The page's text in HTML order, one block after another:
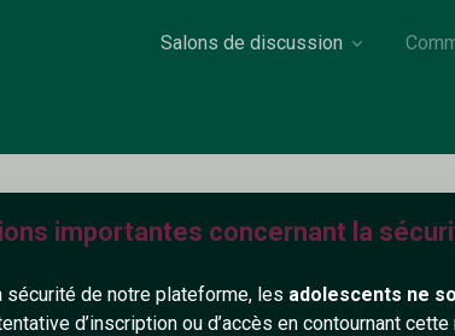
importantes concernant la
sécurité de notre plateforme, les adolescents ne
d’inscription ou d’accès en contournant
Salons de discussion
POSSIBLE
26 ans Non renseigné